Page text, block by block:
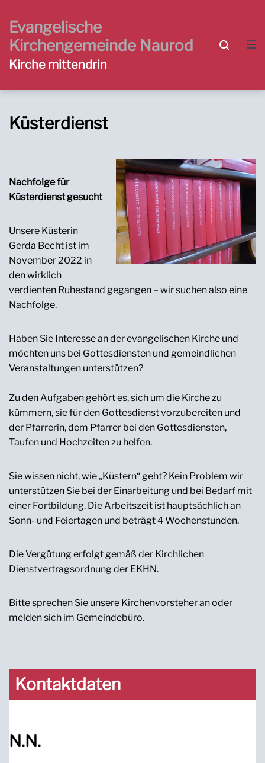
Hauptnavigation
springen
Inhalt
springen
Footer
springen
Evangelische
Kirchengemeinde Naurod
Kirche mittendrin
Küsterdienst
Nachfolge für
Küsterdienstgesucht
Unsere Küsterin
Gerda Becht ist im
November 2022 in
den wirklich
verdienten Ruhestand gegangen – wir suchen also eine
Nachfolge.
Haben Sie Interesse an der evangelischen Kirche und
möchten uns bei Gottesdiensten und gemeindlichen
Veranstaltungen unterstützen?
Zu den Aufgaben gehört es, sich um die Kirche zu
kümmern, sie für den Gottesdienst vorzubereiten und
der Pfarrerin, dem Pfarrer bei den Gottesdiensten,
Taufen und Hochzeiten zu helfen.
Sie wissen nicht, wie „Küstern“ geht? Kein Problem wir
unterstützen Sie bei der Einarbeitung und bei Bedarf mit
einer Fortbildung. Die Arbeitszeit ist hauptsächlich an
Sonn- und Feiertagen und beträgt 4 Wochenstunden.
Die Vergütung erfolgt gemäß der Kirchlichen
Dienstvertragsordnung der EKHN.
Bitte sprechen Sie unsere Kirchenvorsteher an oder
melden sich im Gemeindebüro.
Kontaktdaten
N.N.